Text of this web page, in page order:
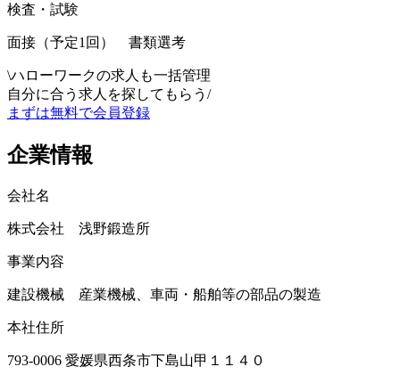
検査・試験
面接（予定1回） 書類選考
\ハローワークの求人も一括管理
自分に合う求人を探してもらう /
まずは無料で会員登録
企業情報
会社名
株式会社 浅野鍛造所
事業内容
建設機械 産業機械、車両・船舶等の部品の製造
本社住所
793-0006 愛媛県西条市下島山甲１１４０